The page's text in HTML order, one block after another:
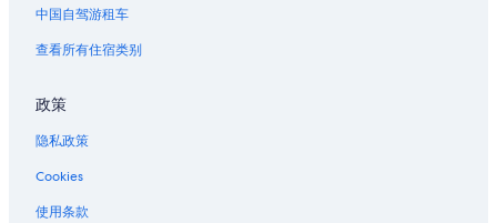
中国自驾游租车
查看所有住宿类别
政策
隐私政策
Cookies
使用条款